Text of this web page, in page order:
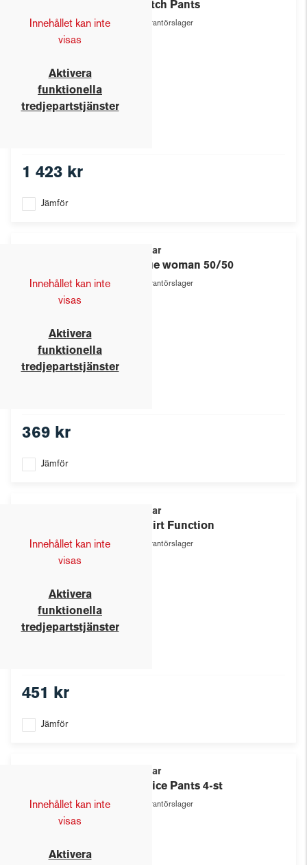
Innehållet kan inte
visas
Aktivera
funktionella
tredjepartstjänster
Stretch Pants
Leverantörslager
1 423 kr
Jämför
Innehållet kan inte
visas
Aktivera
funktionella
tredjepartstjänster
Texstar
Pique woman 50/50
Leverantörslager
369 kr
Jämför
Innehållet kan inte
visas
Aktivera
funktionella
tredjepartstjänster
Texstar
T-Shirt Function
Leverantörslager
451 kr
Jämför
Innehållet kan inte
visas
Aktivera
Texstar
Service Pants 4-st
Leverantörslager